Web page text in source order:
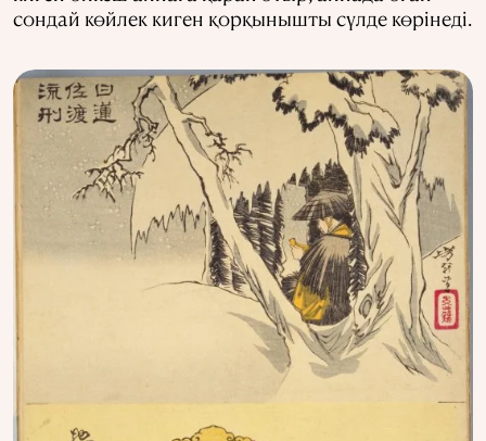
сондай көйлек киген қорқынышты сүлде көрінеді.